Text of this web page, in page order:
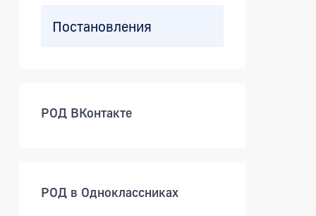
Постановления
РОД ВКонтакте
РОД в Одноклассниках